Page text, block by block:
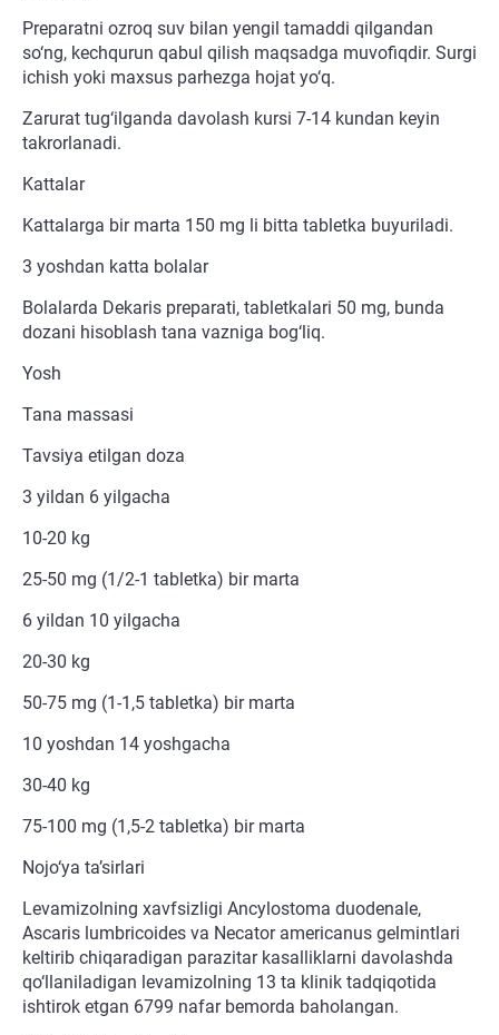
Preparatni ozroq suv bilan yengil tamaddi qilgandan
so‘ng, kechqurun qabul qilish maqsadga muvofiqdir. Surgi
ichish yoki maxsus parhezga hojat yo‘q.
Zarurat tug‘ilganda davolash kursi 7-14 kundan keyin
takrorlanadi.
Kattalar
Kattalarga bir marta 150 mg li bitta tabletka buyuriladi.
3 yoshdan katta bolalar
Bolalarda Dekaris preparati, tabletkalari 50 mg, bunda
dozani hisoblash tana vazniga bog‘liq.
Yosh
Tana massasi
Tavsiya etilgan doza
3 yildan 6 yilgacha
10-20 kg
25-50 mg (1/2-1 tabletka) bir marta
6 yildan 10 yilgacha
20-30 kg
50-75 mg (1-1,5 tabletka) bir marta
10 yoshdan 14 yoshgacha
30-40 kg
75-100 mg (1,5-2 tabletka) bir marta
Nojo‘ya ta’sirlari
Levamizolning xavfsizligi Ancylostoma duodenale,
Ascaris lumbricoides va Necator americanus gelmintlari
keltirib chiqaradigan parazitar kasalliklarni davolashda
qo‘llaniladigan levamizolning 13 ta klinik tadqiqotida
ishtirok etgan 6799 nafar bemorda baholangan.